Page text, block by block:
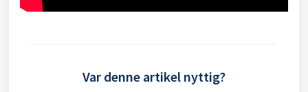
Var denne artikel nyttig?